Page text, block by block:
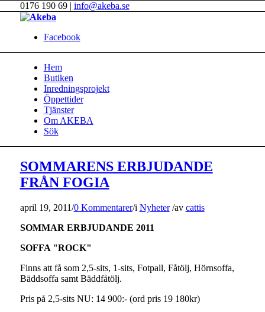
0176 190 69 | info@akeba.se
Facebook
Hem
Butiken
Inredningsprojekt
Öppettider
Tjänster
Om AKEBA
Sök
SOMMARENS ERBJUDANDE
FRÅN FOGIA
april 19, 2011/0 Kommentarer/i Nyheter /av cattis
SOMMAR ERBJUDANDE 2011
SOFFA "ROCK"
Finns att få som 2,5-sits, 1-sits, Fotpall, Fåtölj, Hörnsoffa,
Bäddsoffa samt Bäddfåtölj.
Pris på 2,5-sits NU: 14 900:- (ord pris 19 180kr)